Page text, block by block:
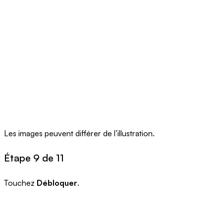
Les images peuvent différer de l’illustration.
Étape 9 de 11
Touchez Débloquer.